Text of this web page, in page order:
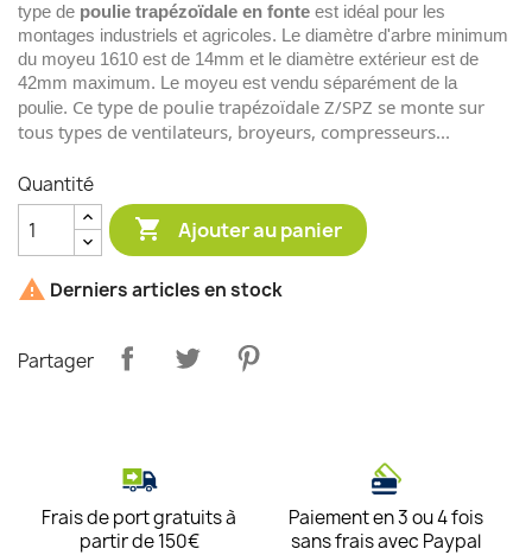
type de poulie trapézoïdale en fonte est idéal pour les
montages industriels et agricoles. Le diamètre d'arbre minimum
du moyeu 1610 est de 14mm et le diamètre extérieur est de
42mm maximum. Le moyeu est vendu séparément de la
poulie. Ce type de poulie trapézoïdale Z/SPZ se monte sur
tous types de ventilateurs, broyeurs, compresseurs...
Quantité
 Ajouter au panier
 Derniers articles en stock
Partager
Frais de port gratuits à
partir de 150€
Paiement en 3 ou 4 fois
sans frais avec Paypal